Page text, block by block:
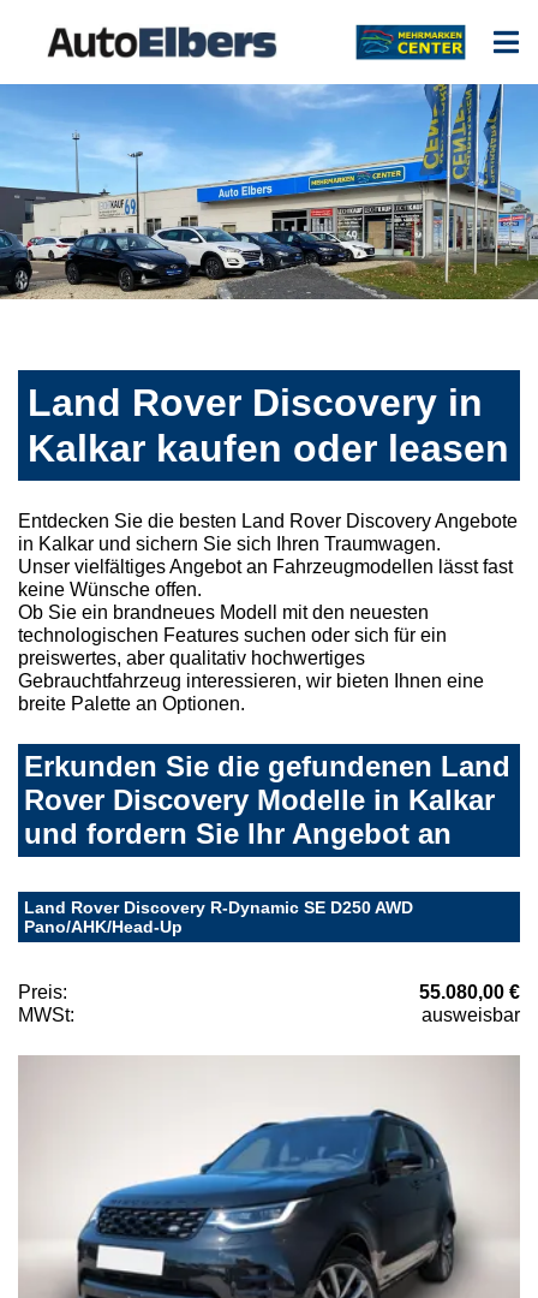
Land Rover Discovery in
Kalkar kaufen oder leasen
Entdecken Sie die besten Land Rover Discovery Angebote
in Kalkar und sichern Sie sich Ihren Traumwagen.
Unser vielfältiges Angebot an Fahrzeugmodellen lässt fast
keine Wünsche offen.
Ob Sie ein brandneues Modell mit den neuesten
technologischen Features suchen oder sich für ein
preiswertes, aber qualitativ hochwertiges
Gebrauchtfahrzeug interessieren, wir bieten Ihnen eine
breite Palette an Optionen.
Erkunden Sie die gefundenen Land
Rover Discovery Modelle in Kalkar
und fordern Sie Ihr Angebot an
Land Rover Discovery R-Dynamic SE D250 AWD
Pano/AHK/Head-Up
Preis:
55.080,00 €
MWSt:
ausweisbar